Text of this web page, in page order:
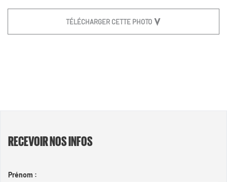
TÉLÉCHARGER CETTE PHOTO
RECEVOIR NOS INFOS
Prénom :